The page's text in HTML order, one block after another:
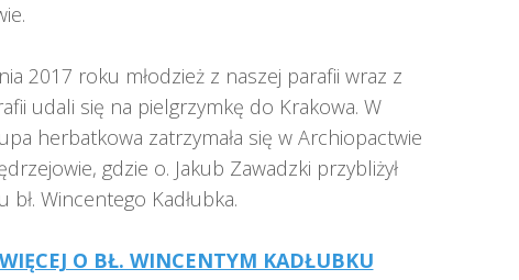
2017 roku młodzież z naszej parafii wraz z
udali się na pielgrzymkę do Krakowa. W
herbatkowa zatrzymała się w Archiopactwie
gdzie o. Jakub Zawadzki przybliżył
Wincentego Kadłubka.
O BŁ. WINCENTYM KADŁUBKU